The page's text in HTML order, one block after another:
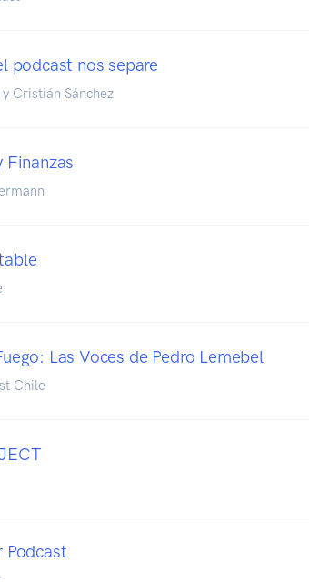
podcast nos separe
Cristián Sánchez
Finanzas
Las Voces de Pedro Lemebel
Chile
Podcast